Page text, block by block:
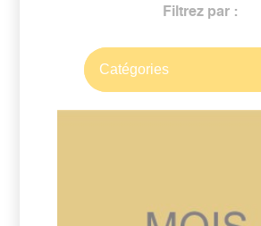
Filtrez par :